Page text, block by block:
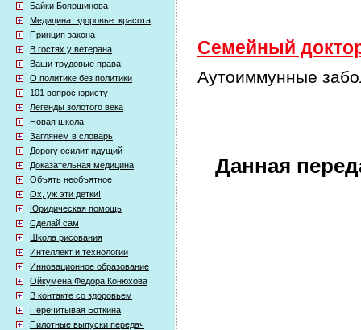
Байки Бояршинова
Медицина. здоровье. красота
Принцип закона
В гостях у ветерана
Ваши трудовые права
О политике без политики
101 вопрос юристу
Легенды золотого века
Новая школа
Заглянем в словарь
Дорогу осилит идущий
Доказательная медицина
Объять необъятное
Ох, уж эти детки!
Юридическая помощь
Сделай сам
Школа рисования
Интеллект и технологии
Инновационное образование
Ойкумена Федора Конюхова
В контакте со здоровьем
Перечитывая Боткина
Пилотные выпуски передач
Семейный
Аутоиммунные
Данная